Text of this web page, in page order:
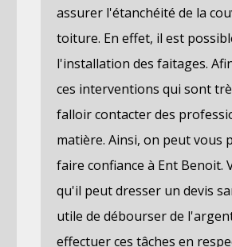
assurer l'étanchéité de la
toiture. En effet, il est
l'installation des faitages.
ces interventions qui sont
falloir contacter des
matière. Ainsi, on peut vous
faire confiance à Ent Benoit.
qu'il peut dresser un devis
utile de débourser de
effectuer ces tâches en